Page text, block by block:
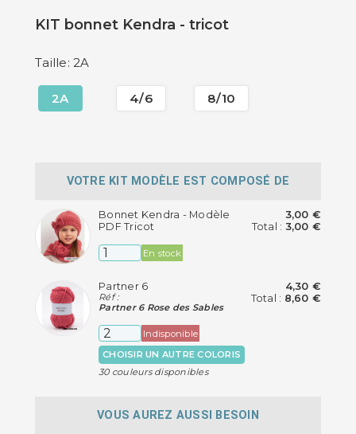
KIT bonnet Kendra - tricot
Taille: 2A
2A 4/6 8/10
VOTRE KIT MODÈLE EST COMPOSÉ DE
Bonnet Kendra - Modèle
PDF Tricot
En stock
3,00 €
Total : 3,00 €
Partner 6
Réf :
Partner 6 Rose des Sables
Indisponible
4,30 €
Total : 8,60 €
CHOISIR UN AUTRE COLORIS
30 couleurs disponibles
VOUS AUREZ AUSSI BESOIN